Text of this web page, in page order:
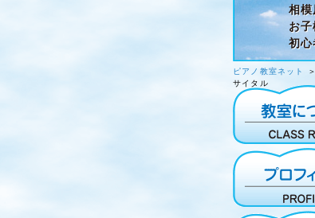
相
お
初
ピアノ教室ネット
サイタル